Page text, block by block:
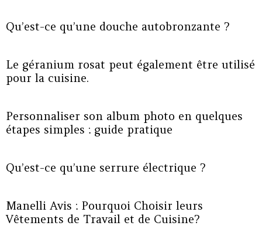
Qu’est-ce qu’une douche autobronzante ?
Le géranium rosat peut également être utilisé
pour la cuisine.
Personnaliser son album photo en quelques
étapes simples : guide pratique
Qu’est-ce qu’une serrure électrique ?
Manelli Avis : Pourquoi Choisir leurs
Vêtements de Travail et de Cuisine?